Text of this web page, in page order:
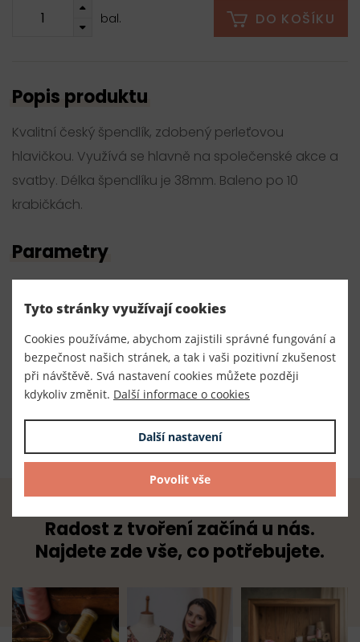
bal. DO KOŠÍKU
Popis produktu
Kvalitní český špendlík, zdobený perleťovou
hlavičkou. Využívá se hlavně na společenské akce a
svatby. Délka špendlíku je 38mm. Baleno po 10
krabičkách.
Parametry
050070
Výrobce
Český výrobce
Dodavatel
TKACZIK s.r.o.
Radost z tvoření začíná u nás.
Najdete zde vše, co potřebujete.
Tyto stránky využívají cookies
Cookies používáme, abychom zajistili správné fungování a
bezpečnost našich stránek, a tak i vaši pozitivní zkušenost
při návštěvě. Svá nastavení cookies můžete později
kdykoliv změnit. Další informace o cookies
Další nastavení
Povolit vše